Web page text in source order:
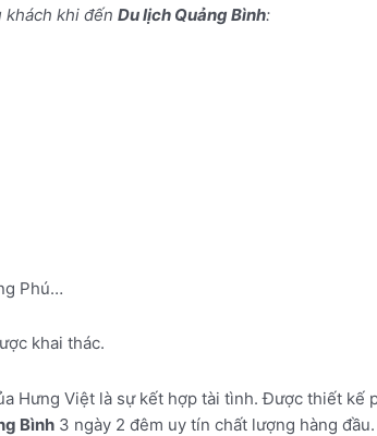
khách khi đến Du lịch Quảng Bình:
Phú…
khai thác.
Hưng Việt là sự kết hợp tài tình. Được thiết kế
Bình 3 ngày 2 đêm uy tín chất lượng hàng